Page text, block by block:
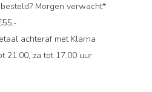
Morgen verwacht*
achteraf met Klarna
21.00, za tot 17.00 uur